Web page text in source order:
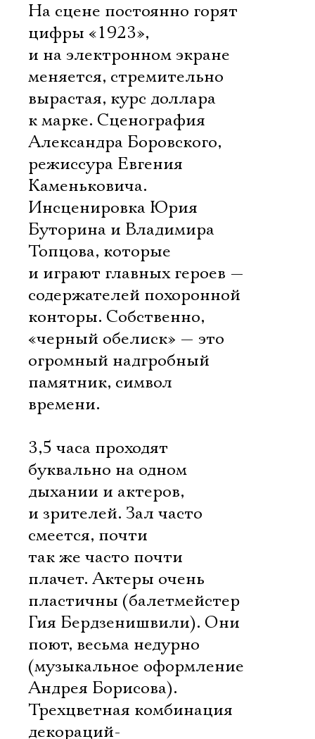
На сцене постоянно горят
цифры «1923»,
и на электронном экране
меняется, стремительно
вырастая, курс доллара
к марке. Сценография
Александра Боровского,
режиссура Евгения
Каменьковича.
Инсценировка Юрия
Буторина и Владимира
Топцова, которые
и играют главных героев —
содержателей похоронной
конторы. Собственно,
«черный обелиск» — это
огромный надгробный
памятник, символ
времени.
3,5 часа проходят
буквально на одном
дыхании и актеров,
и зрителей. Зал часто
смеется, почти
так же часто почти
плачет. Актеры очень
пластичны (балетмейстер
Гия Бердзенишвили). Они
поют, весьма недурно
(музыкальное оформление
Андрея Борисова).
Трехцветная комбинация
декораций-